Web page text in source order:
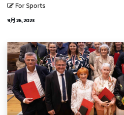
For Sports
9月 26, 2023